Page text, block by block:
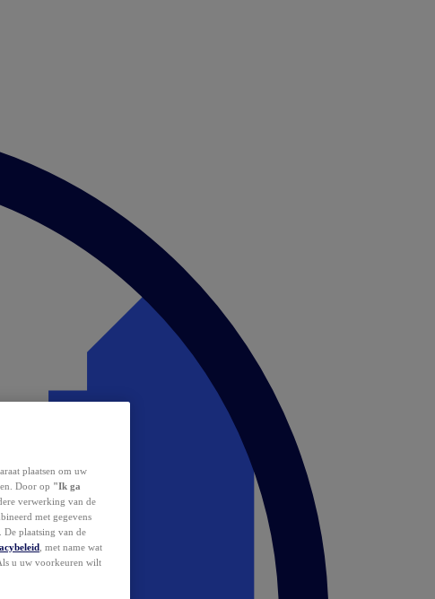
plaatsen om uw
Door op "Ik ga
verwerking van de
met gegevens
De plaatsing van de
, met name wat
u uw voorkeuren wilt